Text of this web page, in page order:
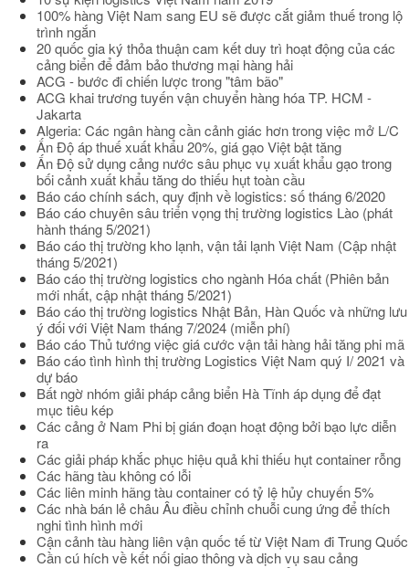
100% hàng Việt Nam sang EU sẽ được cắt giảm thuế trong lộ
trình ngắn
20 quốc gia ký thỏa thuận cam kết duy trì hoạt động của các
cảng biển để đảm bảo thương mại hàng hải
ACG - bước đi chiến lược trong "tâm bão"
ACG khai trương tuyến vận chuyển hàng hóa TP. HCM -
Jakarta
Algeria: Các ngân hàng cần cảnh giác hơn trong việc mở L/C
Ấn Độ áp thuế xuất khẩu 20%, giá gạo Việt bật tăng
Ấn Độ sử dụng cảng nước sâu phục vụ xuất khẩu gạo trong
bối cảnh xuất khẩu tăng do thiếu hụt toàn cầu
Báo cáo chính sách, quy định về logistics: số tháng 6/2020
Báo cáo chuyên sâu triển vọng thị trường logistics Lào (phát
hành tháng 5/2021)
Báo cáo thị trường kho lạnh, vận tải lạnh Việt Nam (Cập nhật
tháng 5/2021)
Báo cáo thị trường logistics cho ngành Hóa chất (Phiên bản
mới nhất, cập nhật tháng 5/2021)
Báo cáo thị trường logistics Nhật Bản, Hàn Quốc và những lưu
ý đối với Việt Nam tháng 7/2024 (miễn phí)
Báo cáo Thủ tướng việc giá cước vận tải hàng hải tăng phi mã
Báo cáo tình hình thị trường Logistics Việt Nam quý I/ 2021 và
dự báo
Bất ngờ nhóm giải pháp cảng biển Hà Tĩnh áp dụng để đạt
mục tiêu kép
Các cảng ở Nam Phi bị gián đoạn hoạt động bởi bạo lực diễn
ra
Các giải pháp khắc phục hiệu quả khi thiếu hụt container rỗng
Các hãng tàu không có lỗi
Các liên minh hãng tàu container có tỷ lệ hủy chuyến 5%
Các nhà bán lẻ châu Âu điều chỉnh chuỗi cung ứng để thích
nghi tình hình mới
Cận cảnh tàu hàng liên vận quốc tế từ Việt Nam đi Trung Quốc
Cần cú hích về kết nối giao thông và dịch vụ sau cảng